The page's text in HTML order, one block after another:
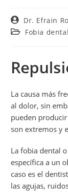
Dr. Efrain
Fobia dental
La causa más
al dolor, sin
pueden
son extremos y
La fobia dental
específica a un
caso es el
las agujas,